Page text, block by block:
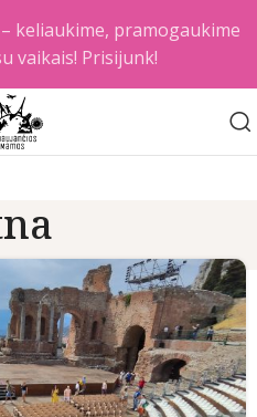
keliaukime, pramogaukime
vaikais! Prisijunk!